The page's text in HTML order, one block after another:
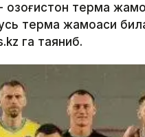
Қозоғистон терма
терма жамоаси
га таяниб.